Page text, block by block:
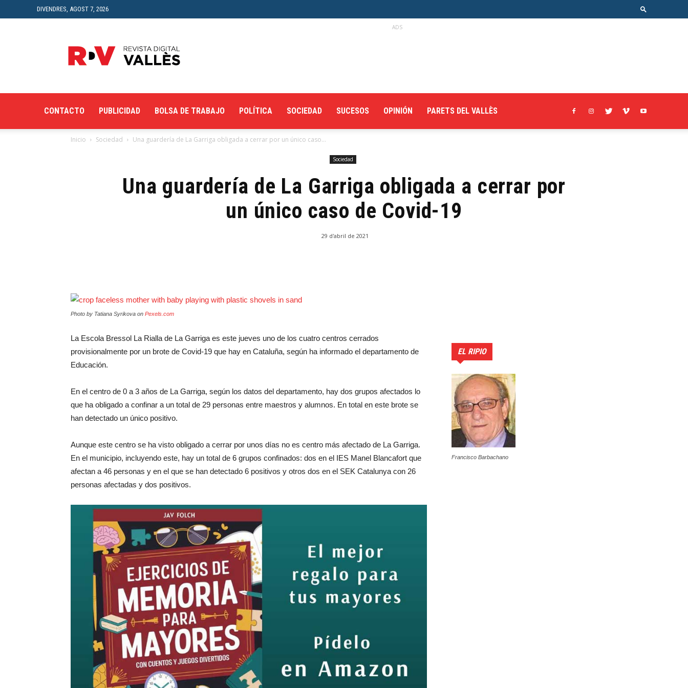
DIVENDRES, AGOST 7, 2026
Digital
del
ADS
CONTACTO PUBLICIDAD BOLSA DE TRABAJO POLÍTICA SOCIEDAD SUCESOS OPINIÓN PARETS DEL VALLÈS
Inicio Sociedad Una guardería de La Garriga obligada a cerrar por un único caso...
Sociedad
Una guardería de La Garriga obligada a cerrar por
un único caso de Covid-19
29 d'abril de 2021
Photo by Tatiana Syrikova on Pexels.com
La Escola Bressol La Rialla de La Garriga es este jueves uno de los cuatro centros cerrados
provisionalmente por un brote de Covid-19 que hay en Cataluña, según ha informado el departamento de
Educación.
En el centro de 0 a 3 años de La Garriga, según los datos del departamento, hay dos grupos afectados lo
que ha obligado a confinar a un total de 29 personas entre maestros y alumnos. En total en este brote se
han detectado un único positivo.
Aunque este centro se ha visto obligado a cerrar por unos días no es centro más afectado de La Garriga.
En el municipio, incluyendo este, hay un total de 6 grupos confinados: dos en el IES Manel Blancafort que
afectan a 46 personas y en el que se han detectado 6 positivos y otros dos en el SEK Catalunya con 26
personas afectadas y dos positivos.
EL RIPIO
Francisco Barbachano